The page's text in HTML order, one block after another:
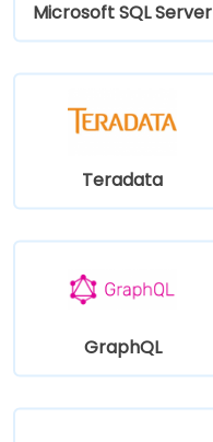
Microsoft SQL Server
Teradata
GraphQL